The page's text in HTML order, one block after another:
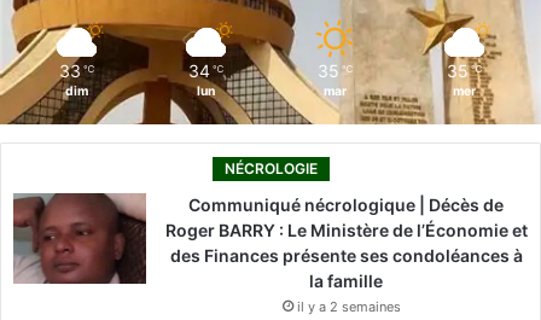
33 ℃
dim
34 ℃
lun
35 ℃
mar
35 ℃
mer
NÉCROLOGIE
Communiqué nécrologique | Décès de
Roger BARRY : Le Ministère de l’Économie et
des Finances présente ses condoléances à
la famille
il y a 2 semaines